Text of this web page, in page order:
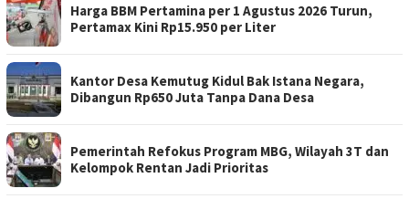
Harga BBM Pertamina per 1 Agustus 2026 Turun,
Pertamax Kini Rp15.950 per Liter
Kantor Desa Kemutug Kidul Bak Istana Negara,
Dibangun Rp650 Juta Tanpa Dana Desa
Pemerintah Refokus Program MBG, Wilayah 3T dan
Kelompok Rentan Jadi Prioritas